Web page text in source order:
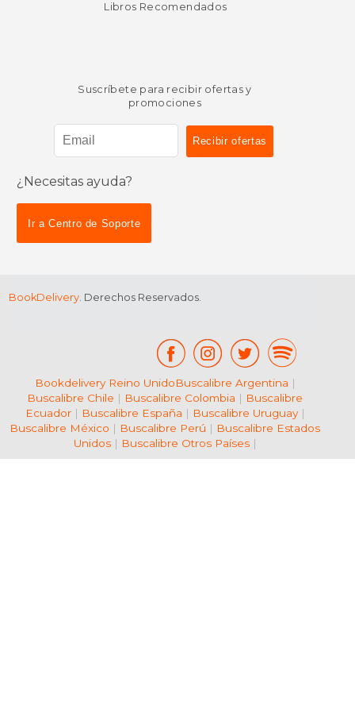
15%
Libros Recomendados
Suscríbete para recibir ofertas y
promociones
¿Necesitas ayuda?
Ir a Centro de Soporte
BookDelivery. Derechos Reservados.
Bookdelivery Reino UnidoBuscalibre Argentina |
Buscalibre Chile | Buscalibre Colombia | Buscalibre
Ecuador| Buscalibre España | Buscalibre Uruguay|
Buscalibre México | Buscalibre Perú | Buscalibre Estados
Unidos| Buscalibre Otros Países|